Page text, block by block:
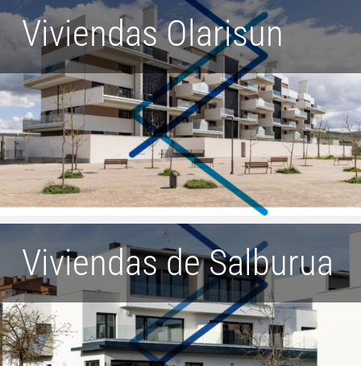
Viviendas Olarisun
Viviendas de Salburua